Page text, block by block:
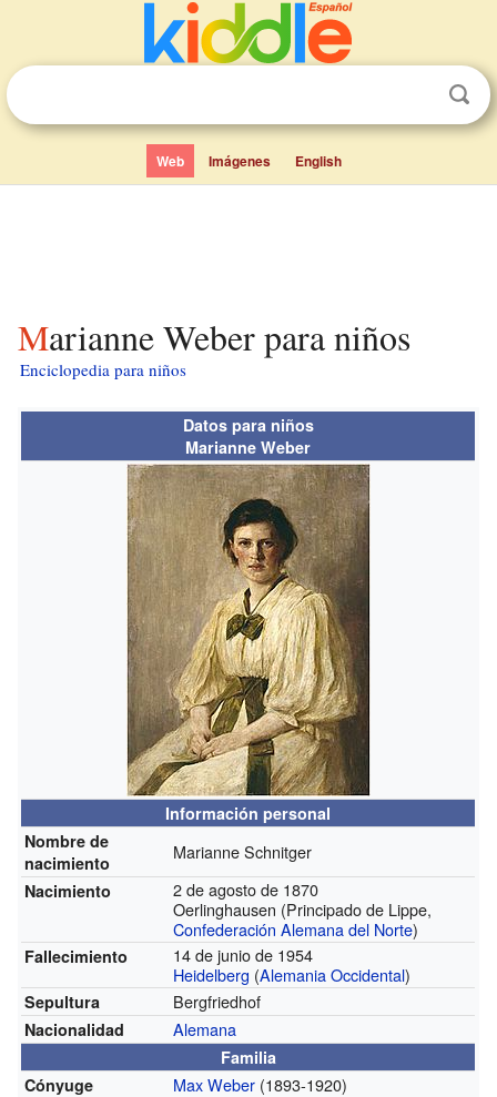
Web Imágenes English
Marianne Weber para niños
Enciclopedia para niños
Datos para niños
Marianne Weber
Información personal
Nombre de
nacimiento
Marianne Schnitger
Nacimiento
2 de agosto de 1870
Oerlinghausen (Principado de Lippe,
Confederación Alemana del Norte)
Fallecimiento
14 de junio de 1954
Heidelberg (Alemania Occidental)
Sepultura Bergfriedhof
Nacionalidad Alemana
Familia
Cónyuge
Max Weber (1893-1920)